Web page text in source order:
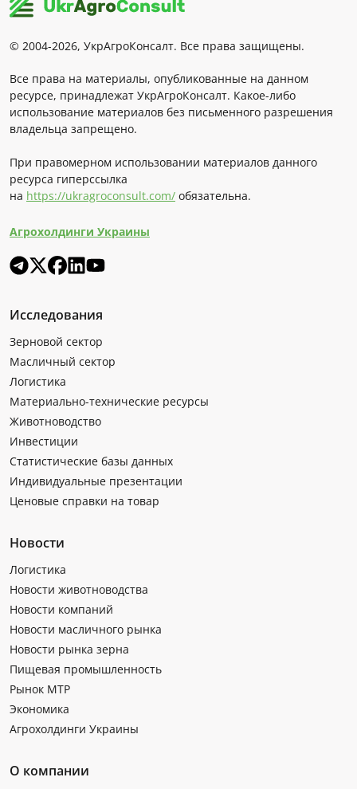
© 2004-2026, УкрАгроКонсалт. Все права защищены.
Все права на материалы, опубликованные на данном
ресурсе, принадлежат УкрАгроКонсалт. Какое-либо
использование материалов без письменного разрешения
владельца запрещено.
При правомерном использовании материалов данного
ресурса гиперссылка
на https://ukragroconsult.com/ обязательна.
Агрохолдинги Украины
Исследования
Зерновой сектор
Масличный сектор
Логистика
Материально-технические ресурсы
Животноводство
Инвестиции
Статистические базы данных
Индивидуальные презентации
Ценовые справки на товар
Новости
Логистика
Новости животноводства
Новости компаний
Новости масличного рынка
Новости рынка зерна
Пищевая промышленность
Рынок МТР
Экономика
Агрохолдинги Украины
О компании